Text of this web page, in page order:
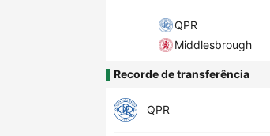
QPR
Middlesbrough
Recorde de transferência
QPR